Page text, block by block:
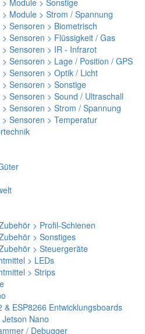
Module > Sonstige
Module > Strom / Spannung
Sensoren > Biometrisch
Sensoren > Flüssigkeit / Gas
Sensoren > IR - Infrarot
Sensoren > Lage / Position / GPS
Sensoren > Optik / Licht
Sensoren > Sonstige
Sensoren > Sound / Ultraschall
Sensoren > Strom / Spannung
Sensoren > Temperatur
> Profil-Schienen
> Sonstiges
> Steuergeräte
> LEDs
> Strips
& ESP8266 Entwicklungsboards
Nano
/ Debugger